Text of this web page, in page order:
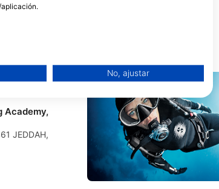
lugar de buceo
Academy,
JEDDAH,
No, ajustar